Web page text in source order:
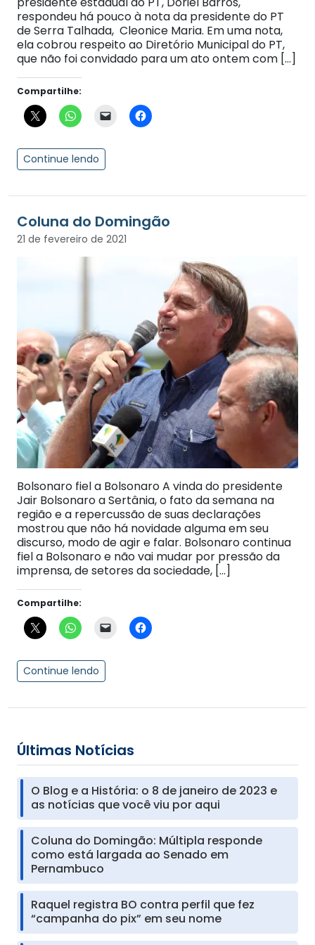
respondeu há pouco à nota da presidente do PT
de Serra Talhada, Cleonice Maria. Em uma nota,
ela cobrou respeito ao Diretório Municipal do PT,
que não foi convidado para um ato ontem com […]
Compartilhe:
Continue lendo
Coluna do Domingão
21 de fevereiro de 2021
Bolsonaro fiel a Bolsonaro A vinda do presidente
Jair Bolsonaro a Sertânia, o fato da semana na
região e a repercussão de suas declarações
mostrou que não há novidade alguma em seu
discurso, modo de agir e falar. Bolsonaro continua
fiel a Bolsonaro e não vai mudar por pressão da
imprensa, de setores da sociedade, […]
Compartilhe:
Continue lendo
Últimas Notícias
O Blog e a História: o 8 de janeiro de 2023 e
as notícias que você viu por aqui
Coluna do Domingão: Múltipla responde
como está largada ao Senado em
Pernambuco
Raquel registra BO contra perfil que fez
“campanha do pix” em seu nome